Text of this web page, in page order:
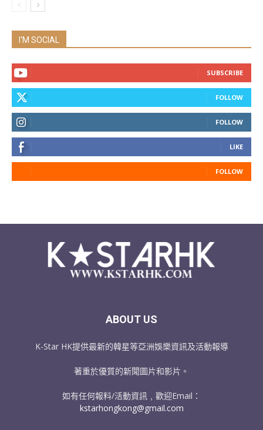
I'M SOCIAL
SUBSCRIBE
FOLLOW
FOLLOW
LIKE
FOLLOW
ABOUT US
K-Star HK提供最新的韓星等亞洲娛樂資訊及活動報導
著重於優質的新聞圖片和影片。
如有任何報料/活動資訊﹐歡迎Email：
kstarhongkong@gmail.com